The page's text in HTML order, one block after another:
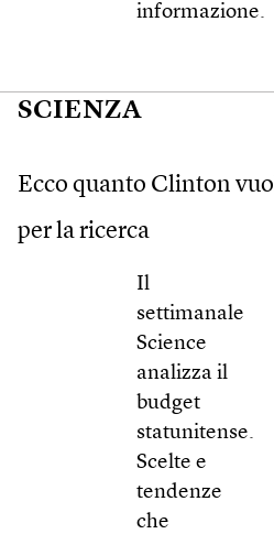
informazione.
SCIENZA
Ecco quanto Clinton
per la ricerca
Il
settimanale
Science
analizza il
budget
statunitense.
Scelte e
tendenze
che